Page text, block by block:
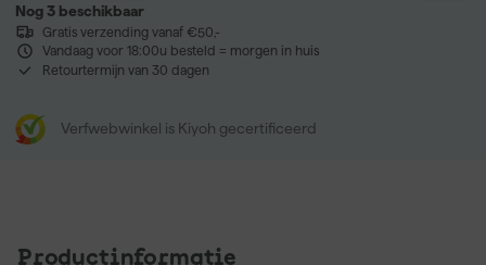
Nog 3 beschikbaar
Gratis verzending vanaf €50,-
Vandaag voor 18:00u besteld = morgen in huis
Retourtermijn van 30 dagen
Verfwebwinkel is Kiyoh gecertificeerd
Productinformatie